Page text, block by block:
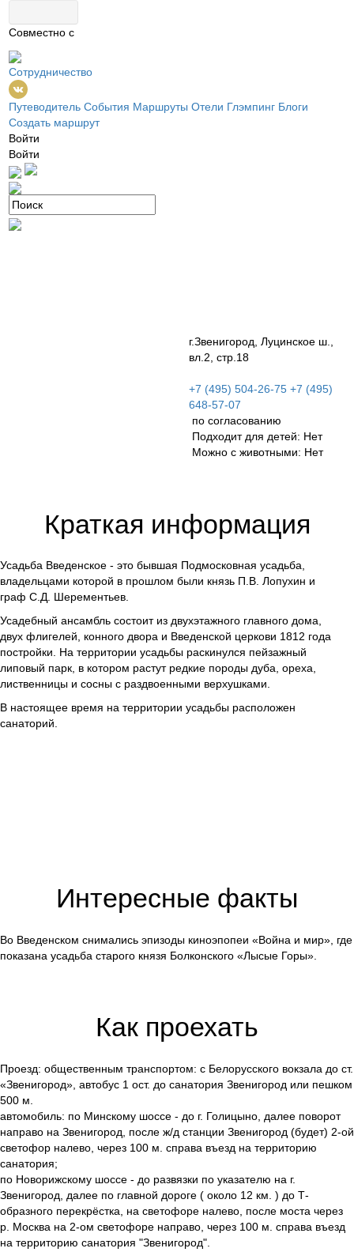
Совместно с
Сотрудничество
Путеводитель События Маршруты Отели Глэмпинг Блоги
Создать маршрут
Войти
Войти
г.Звенигород, Луцинское ш.,
вл.2, стр.18
+7 (495) 504-26-75 +7 (495)
648-57-07
по согласованию
Подходит для детей: Нет
Можно с животными: Нет
Краткая информация
Усадьба Введенское - это бывшая Подмосковная усадьба,
владельцами которой в прошлом были князь П.В. Лопухин и
граф С.Д. Шерементьев.
Усадебный ансамбль состоит из двухэтажного главного дома,
двух флигелей, конного двора и Введенской церкови 1812 года
постройки. На территории усадьбы раскинулся пейзажный
липовый парк, в котором растут редкие породы дуба, ореха,
лиственницы и сосны с раздвоенными верхушками.
В настоящее время на территории усадьбы расположен
санаторий.
Интересные факты
Во Введенском снимались эпизоды киноэпопеи «Война и мир», где
показана усадьба старого князя Болконского «Лысые Горы».
Как проехать
Проезд: общественным транспортом: с Белорусского вокзала до ст.
«Звенигород», автобус 1 ост. до санатория Звенигород или пешком
500 м.
автомобиль: по Минскому шоссе - до г. Голицыно, далее поворот
направо на Звенигород, после ж/д станции Звенигород (будет) 2-ой
светофор налево, через 100 м. справа въезд на территорию
санатория;
по Новорижскому шоссе - до развязки по указателю на г.
Звенигород, далее по главной дороге ( около 12 км. ) до Т-
образного перекрёстка, на светофоре налево, после моста через
р. Москва на 2-ом светофоре направо, через 100 м. справа въезд
на территорию санатория "Звенигород".